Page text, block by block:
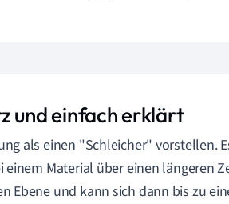
und einfach erklärt
als einen "Schleicher" vorstellen.
Material über einen längeren
Ebene und kann sich dann bis zu